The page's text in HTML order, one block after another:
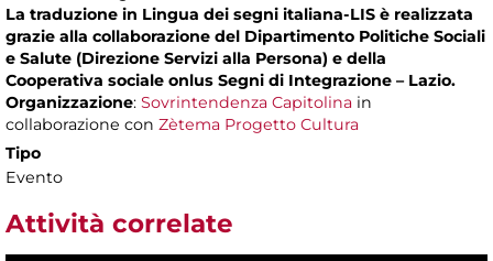
La traduzione in Lingua dei segni italiana-LIS è realizzata
grazie alla collaborazione del Dipartimento Politiche Sociali
e Salute (Direzione Servizi alla Persona) e della
Cooperativa sociale onlus Segni di Integrazione – Lazio.
Organizzazione: Sovrintendenza Capitolina in
collaborazione con Zètema Progetto Cultura
Tipo
Evento
Attività correlate